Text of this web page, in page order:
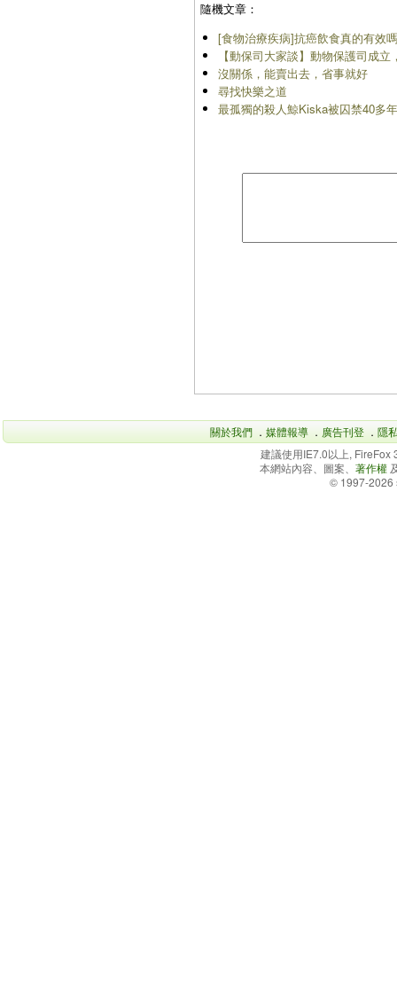
隨機文章：
[食物治療疾病]抗癌飲食真的有效
【動保司大家談】動物保護司成
沒關係，能賣出去，省事就好
尋找快樂之道
最孤獨的殺人鯨Kiska被囚禁40多
關於我們 ． 媒體報導 ． 廣告刊登 ． 隱
建議使用IE7.0以上,
本網站內容、圖案、 著作權
© 1997-2026